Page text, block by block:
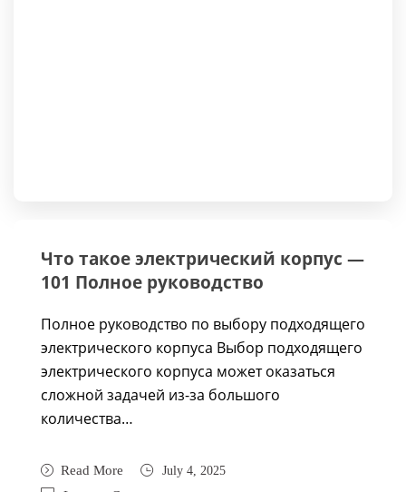
Что такое электрический корпус —
101 Полное руководство
Полное руководство по выбору подходящего
электрического корпуса Выбор подходящего
электрического корпуса может оказаться
сложной задачей из-за большого
количества…
Read More July 4, 2025